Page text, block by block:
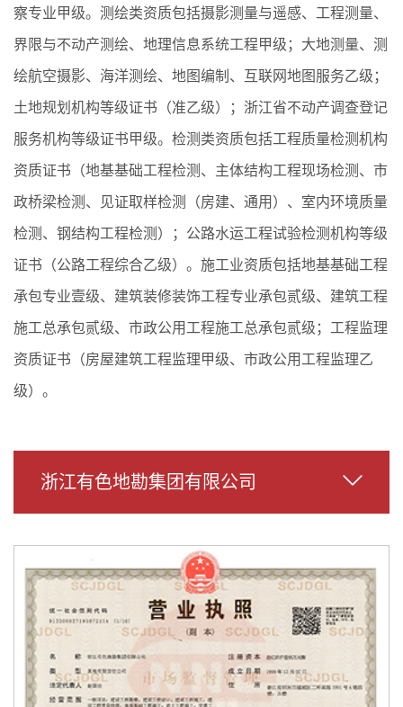
察专业甲级。测绘类资质包括摄影测量与遥感、工程测量、
界限与不动产测绘、地理信息系统工程甲级；大地测量、测
绘航空摄影、海洋测绘、地图编制、互联网地图服务乙级；
土地规划机构等级证书（准乙级）；浙江省不动产调查登记
服务机构等级证书甲级。检测类资质包括工程质量检测机构
资质证书（地基基础工程检测、主体结构工程现场检测、市
政桥梁检测、见证取样检测（房建、通用）、室内环境质量
检测、钢结构工程检测）；公路水运工程试验检测机构等级
证书（公路工程综合乙级）。施工业资质包括地基基础工程
承包专业壹级、建筑装修装饰工程专业承包贰级、建筑工程
施工总承包贰级、市政公用工程施工总承包贰级；工程监理
资质证书（房屋建筑工程监理甲级、市政公用工程监理乙
级）。
浙江有色地勘集团有限公司